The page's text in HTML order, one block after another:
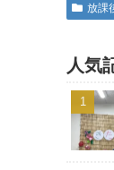
放課
人気